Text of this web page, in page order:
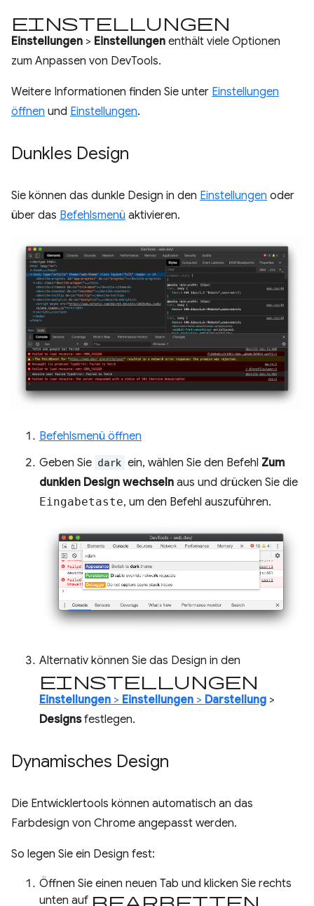
Einstellungen
Einstellungen > Einstellungen enthält viele Optionen
zum Anpassen von DevTools.
Weitere Informationen finden Sie unter Einstellungen
öffnen und Einstellungen.
Dunkles Design
Sie können das dunkle Design in den Einstellungen oder
über das Befehlsmenü aktivieren.
Befehlsmenü öffnen
Geben Sie dark ein, wählen Sie den Befehl Zum
dunklen Design wechseln aus und drücken Sie die
Eingabetaste, um den Befehl auszuführen.
Alternativ können Sie das Design in den
Einstellungen
Einstellungen > Einstellungen > Darstellung >
Designsfestlegen.
Dynamisches Design
Die Entwicklertools können automatisch an das
Farbdesign von Chrome angepasst werden.
So legen Sie ein Design fest:
Öffnen Sie einen neuen Tab und klicken Sie rechts
unten auf Bearbeiten